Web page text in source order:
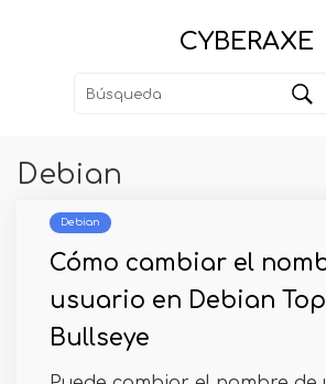
CYBERAXE
Debian
Debian
Cómo cambiar el
usuario en Debian Top
Bullseye